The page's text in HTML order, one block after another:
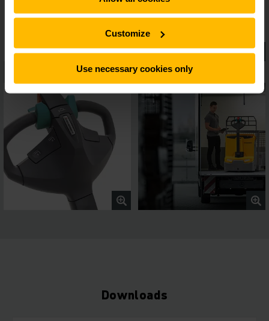
Customize
Use necessary cookies only
Downloads